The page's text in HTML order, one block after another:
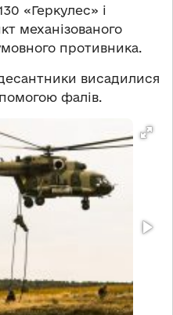
«Геркулес» і
механізованого
противника.
висадилися
фалів.